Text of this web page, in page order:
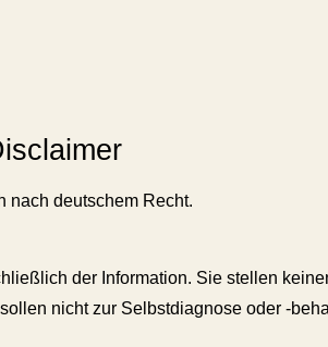
nach deutschem Recht.
der Information. Sie stellen
nicht zur Selbstdiagnose oder -